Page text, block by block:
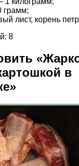
грамм;
лист, корень
8
в